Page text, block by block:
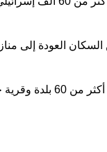
في المقابل، حظر الجيش